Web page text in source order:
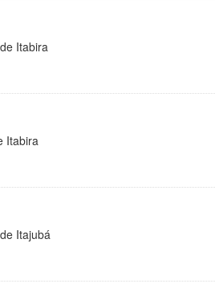
Itabira
Itabira
Itajubá